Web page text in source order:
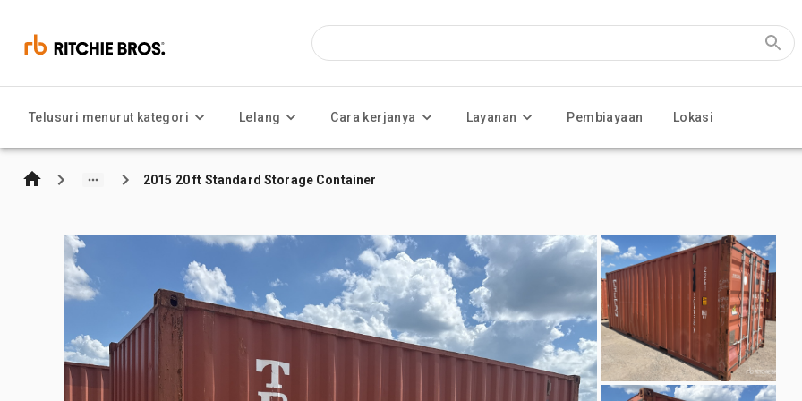
Telusuri menurut kategori Lelang Cara kerjanya Layanan Pembiayaan Lokasi
2015 20 ft Standard Storage Container